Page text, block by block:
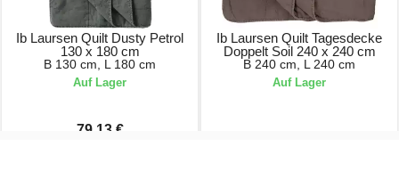
Ib Laursen Quilt Dusty Petrol
130 x 180 cm
B 130 cm, L 180 cm
Auf Lager
79,13 €
Ib Laursen Quilt Tagesdecke
Doppelt Soil 240 x 240 cm
B 240 cm, L 240 cm
Auf Lager